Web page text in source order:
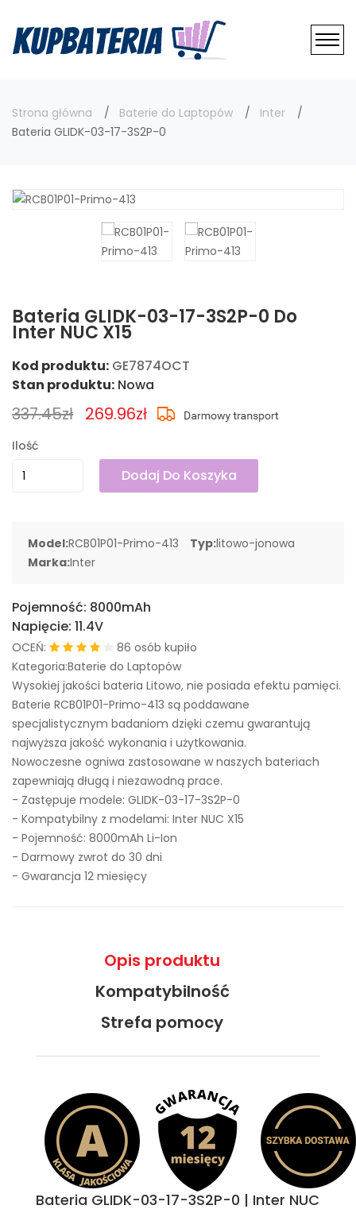
Strona główna Baterie do Laptopów
Inter
Bateria GLIDK-03-17-3S2P-0
Bateria GLIDK-03-17-3S2P-0 Do
Inter NUC X15
Kod produktu: GE7874OCT
Stan produktu: Nowa
337.45zł 269.96zł
Ilość
Dodaj Do Koszyka
Model:RCB01P01-Primo-413 Typ:litowo-jonowa
Marka:Inter
Pojemność: 8000mAh
Napięcie: 11.4V
OCEŃ:
86 osób kupiło
Kategoria:Baterie do Laptopów
Wysokiej jakości bateria Litowo, nie posiada efektu pamięci.
Baterie RCB01P01-Primo-413 są poddawane
specjalistycznym badaniom dzięki czemu gwarantują
najwyższa jakość wykonania i użytkowania.
Nowoczesne ogniwa zastosowane w naszych bateriach
zapewniają długą i niezawodną prace.
- Zastępuje modele: GLIDK-03-17-3S2P-0
- Kompatybilny z modelami: Inter NUC X15
- Pojemność: 8000mAh Li-Ion
- Darmowy zwrot do 30 dni
- Gwarancja 12 miesięcy
Opis produktu
Kompatybilność
Strefa pomocy
Bateria GLIDK-03-17-3S2P-0 | Inter NUC